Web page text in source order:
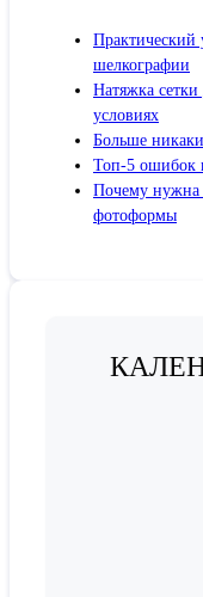
Практический
шелкографии
Натяжка
условиях
Больше
Топ-5 ошибок
Почему нужна
фотоформы